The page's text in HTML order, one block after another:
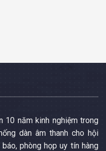
10 năm kinh nghiệm trong
dàn âm thanh cho hội
phòng họp uy tín hàng